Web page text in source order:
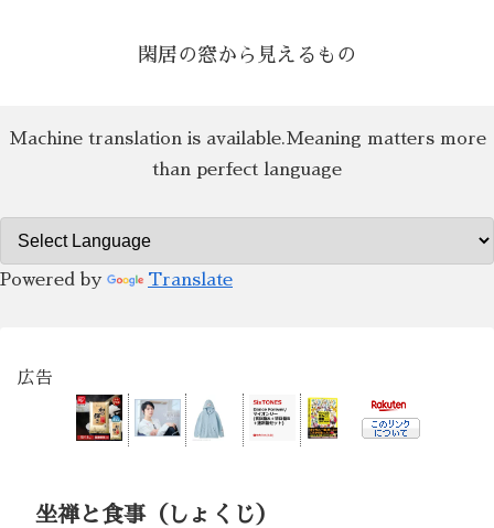
閑居の窓から見えるもの
Machine translation is available.Meaning matters more
than perfect language
Powered by Translate
広告
坐禅と食事（しょくじ）